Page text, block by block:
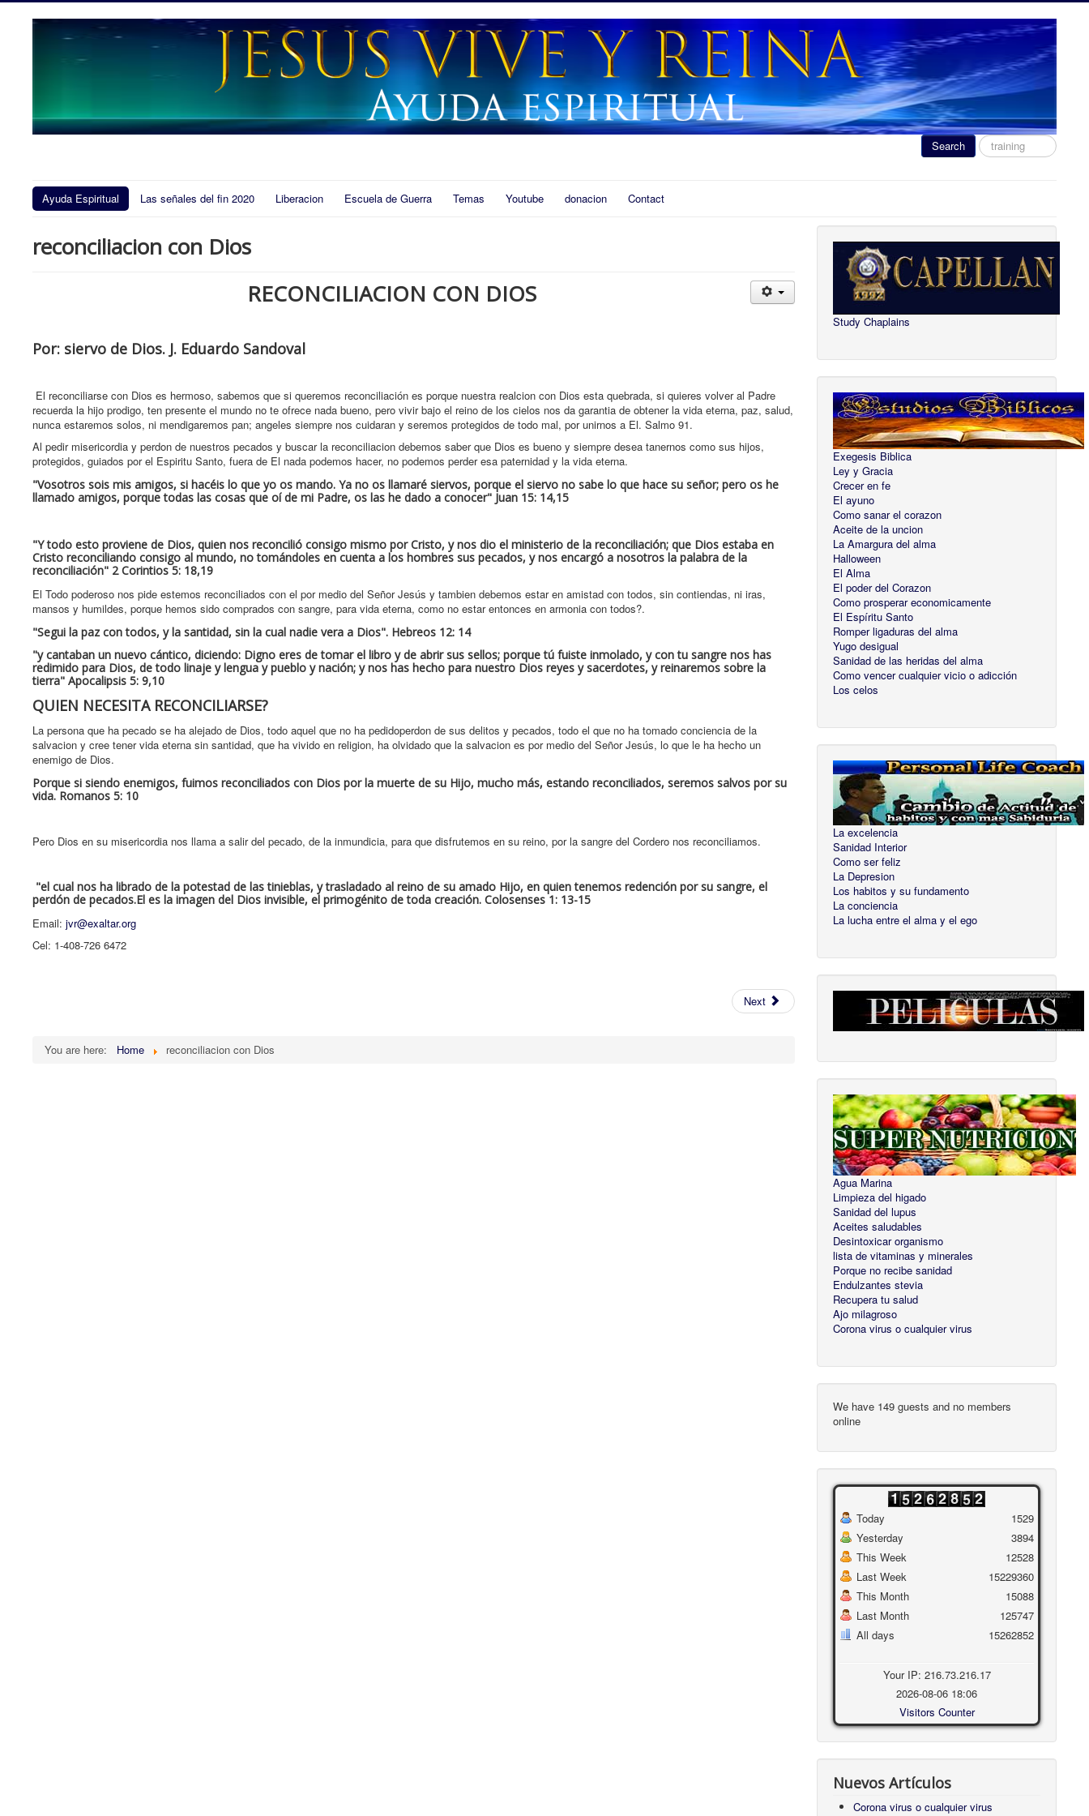
Search
Search
...
Ayuda Espiritual Las señales del fin 2020 Liberacion Escuela de Guerra Temas Youtube donacion Contact
reconciliacion con Dios
RECONCILIACION CON DIOS
Por: siervo de Dios. J. Eduardo Sandoval
El reconciliarse con Dios es hermoso, sabemos que si queremos reconciliación es porque nuestra realcion con Dios esta quebrada, si quieres volver al Padre
recuerda la hijo prodigo, ten presente el mundo no te ofrece nada bueno, pero vivir bajo el reino de los cielos nos da garantia de obtener la vida eterna, paz, salud,
nunca estaremos solos, ni mendigaremos pan; angeles siempre nos cuidaran y seremos protegidos de todo mal, por unirnos a El. Salmo 91.
Al pedir misericordia y perdon de nuestros pecados y buscar la reconciliacion debemos saber que Dios es bueno y siempre desea tanernos como sus hijos,
protegidos, guiados por el Espiritu Santo, fuera de El nada podemos hacer, no podemos perder esa paternidad y la vida eterna.
"Vosotros sois mis amigos, si hacéis lo que yo os mando. Ya no os llamaré siervos, porque el siervo no sabe lo que hace su señor; pero os he
llamado amigos, porque todas las cosas que oí de mi Padre, os las he dado a conocer" Juan 15: 14,15
"Y todo esto proviene de Dios, quien nos reconcilió consigo mismo por Cristo, y nos dio el ministerio de la reconciliación; que Dios estaba en
Cristo reconciliando consigo al mundo, no tomándoles en cuenta a los hombres sus pecados, y nos encargó a nosotros la palabra de la
reconciliación" 2 Corintios 5: 18,19
El Todo poderoso nos pide estemos reconciliados con el por medio del Señor Jesús y tambien debemos estar en amistad con todos, sin contiendas, ni iras,
mansos y humildes, porque hemos sido comprados con sangre, para vida eterna, como no estar entonces en armonia con todos?.
"Segui la paz con todos, y la santidad, sin la cual nadie vera a Dios". Hebreos 12: 14
"y cantaban un nuevo cántico, diciendo: Digno eres de tomar el libro y de abrir sus sellos; porque tú fuiste inmolado, y con tu sangre nos has
redimido para Dios, de todo linaje y lengua y pueblo y nación; y nos has hecho para nuestro Dios reyes y sacerdotes, y reinaremos sobre la
tierra" Apocalipsis 5: 9,10
QUIEN NECESITA RECONCILIARSE?
La persona que ha pecado se ha alejado de Dios, todo aquel que no ha pedidoperdon de sus delitos y pecados, todo el que no ha tomado conciencia de la
salvacion y cree tener vida eterna sin santidad, que ha vivido en religion, ha olvidado que la salvacion es por medio del Señor Jesús, lo que le ha hecho un
enemigo de Dios.
Porque si siendo enemigos, fuimos reconciliados con Dios por la muerte de su Hijo, mucho más, estando reconciliados, seremos salvos por su
vida. Romanos 5: 10
Pero Dios en su misericordia nos llama a salir del pecado, de la inmundicia, para que disfrutemos en su reino, por la sangre del Cordero nos reconciliamos.
"el cual nos ha librado de la potestad de las tinieblas, y trasladado al reino de su amado Hijo, en quien tenemos redención por su sangre, el
perdón de pecados.El es la imagen del Dios invisible, el primogénito de toda creación. Colosenses 1: 13-15
Email: jvr@exaltar.org
Cel: 1-408-726 6472
Next
You are here: Home reconciliacion con Dios
Study Chaplains
Exegesis Biblica
Ley y Gracia
Crecer en fe
El ayuno
Como sanar el corazon
Aceite de la uncion
La Amargura del alma
Halloween
El Alma
El poder del Corazon
Como prosperar economicamente
El Espíritu Santo
Romper ligaduras del alma
Yugo desigual
Sanidad de las heridas del alma
Como vencer cualquier vicio o adicción
Los celos
La excelencia
Sanidad Interior
Como ser feliz
La Depresion
Los habitos y su fundamento
La conciencia
La lucha entre el alma y el ego
Agua Marina
Limpieza del higado
Sanidad del lupus
Aceites saludables
Desintoxicar organismo
lista de vitaminas y minerales
Porque no recibe sanidad
Endulzantes stevia
Recupera tu salud
Ajo milagroso
Corona virus o cualquier virus
We have 149 guests and no members
online
Today
Yesterday
This Week
Last Week
This Month
Last Month
All days
1529
3894
12528
15229360
15088
125747
15262852
Your IP: 216.73.216.17
2026-08-06 18:06
Visitors Counter
Nuevos Artículos
Corona virus o cualquier virus